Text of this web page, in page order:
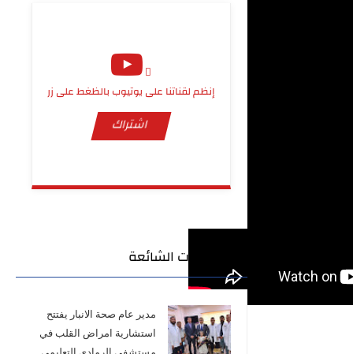
إنظم لقناتنا على يوتيوب بالظغط على زر
اشتراك
المشاركات الشائعة
مدير عام صحة الانبار يفتتح
استشارية امراض القلب في